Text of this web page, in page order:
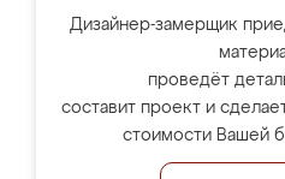
Дизайнер-замерщик
проведёт
составит проект и
стоимости Вашей